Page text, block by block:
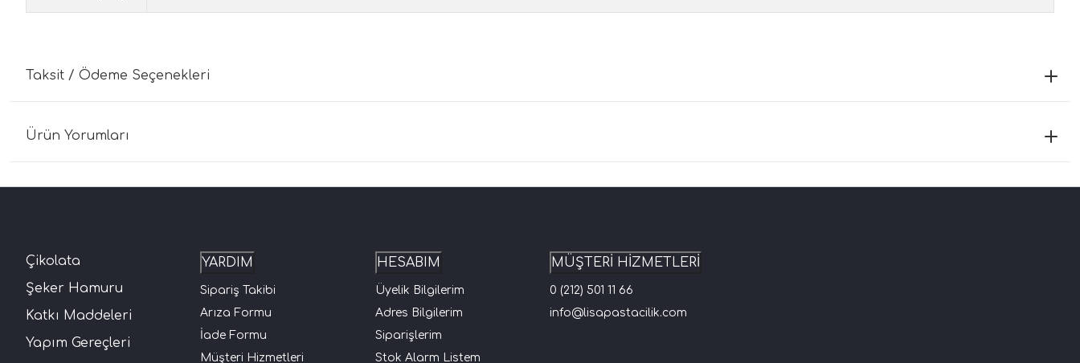
Taksit / Ödeme Seçenekleri
Ürün Yorumları
Çikolata
Şeker Hamuru
Katkı Maddeleri
Yapım Gereçleri
YARDIM
Sipariş Takibi
Arıza Formu
İade Formu
Müşteri Hizmetleri
HESABIM
Üyelik Bilgilerim
Adres Bilgilerim
Siparişlerim
Stok Alarm Listem
MÜŞTERİ HİZMETLERİ
0 (212) 501 11 66
info@lisapastacilik.com